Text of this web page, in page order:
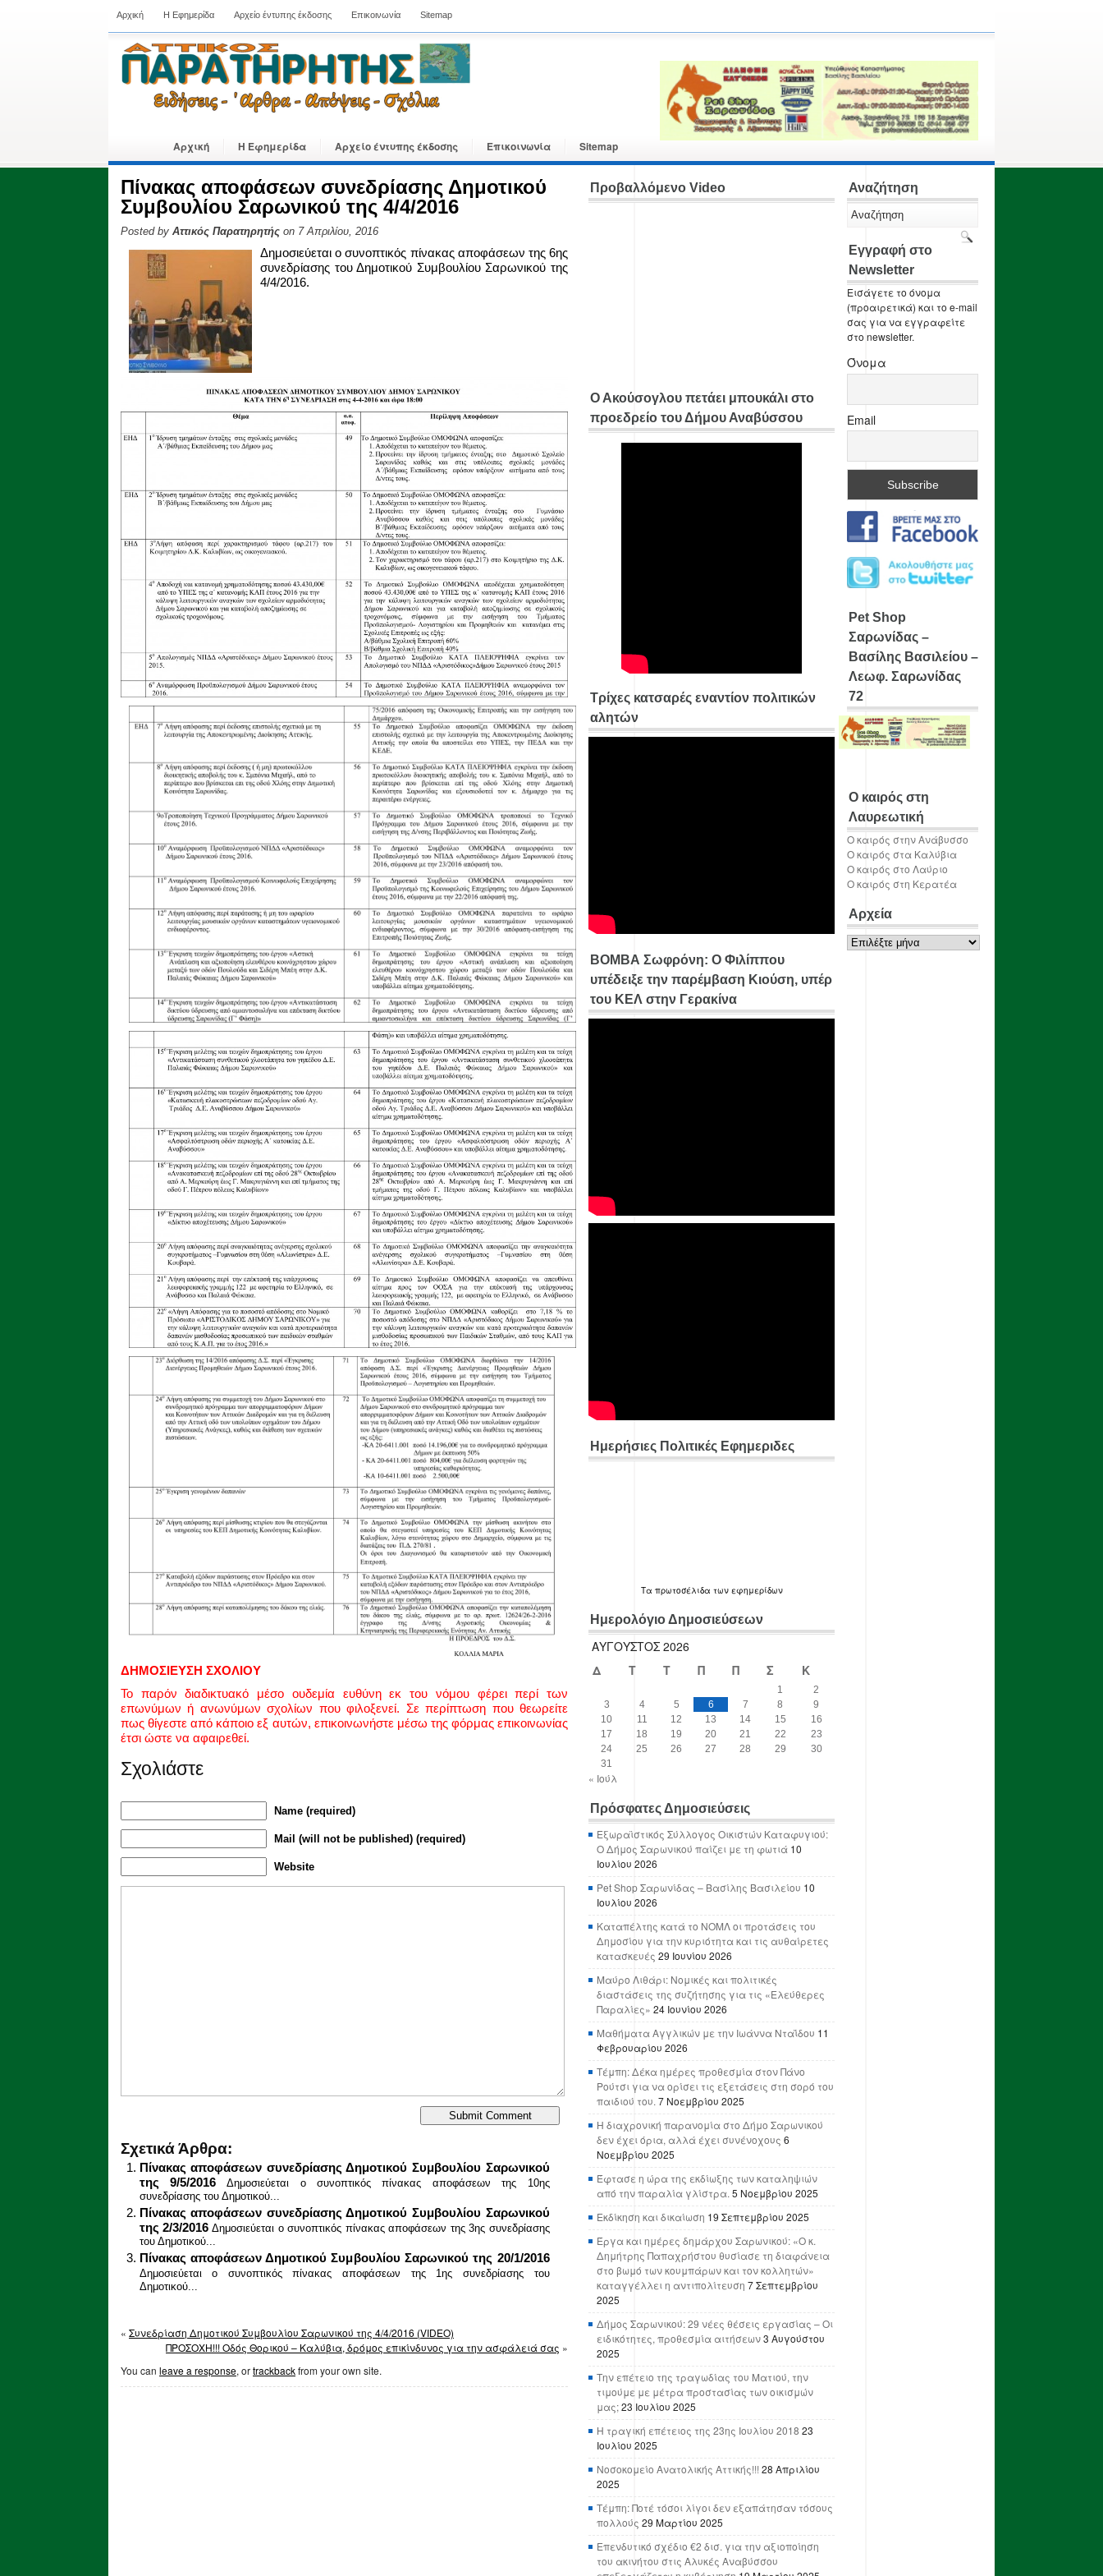
Αρχική Η Εφημερίδα Αρχείο έντυπης έκδοσης Επικοινωνία Sitemap
Αρχική Η Εφημερίδα Αρχείο έντυπης έκδοσης Επικοινωνία Sitemap
Πίνακας αποφάσεων συνεδρίασης Δημοτικού
Συμβουλίου Σαρωνικού της 4/4/2016
Posted by Αττικός Παρατηρητής on 7 Απριλίου, 2016
Δημοσιεύεται ο συνοπτικός πίνακας αποφάσεων της 6ης
συνεδρίασης του Δημοτικού Συμβουλίου Σαρωνικού της
4/4/2016.
ΔΗΜΟΣΙΕΥΣΗ ΣΧΟΛΙΟΥ
Το παρόν διαδικτυακό μέσο ουδεμία ευθύνη εκ του νόμου φέρει περί των
επωνύμων ή ανωνύμων σχολίων που φιλοξενεί. Σε περίπτωση που θεωρείτε
πως θίγεστε από κάποιο εξ αυτών, επικοινωνήστε μέσω της φόρμας επικοινωνίας
έτσι ώστε να αφαιρεθεί.
Σχολιάστε
Name (required)
Mail (will not be published) (required)
Website
Σχετικά Άρθρα:
Πίνακας αποφάσεων συνεδρίασης Δημοτικού Συμβουλίου Σαρωνικού
της 9/5/2016
Δημοσιεύεται ο συνοπτικός πίνακας αποφάσεων της 10ης
συνεδρίασης του Δημοτικού...
Πίνακας αποφάσεων συνεδρίασης Δημοτικού Συμβουλίου Σαρωνικού
της 2/3/2016 Δημοσιεύεται ο συνοπτικός πίνακας αποφάσεων της 3ης συνεδρίασης
του Δημοτικού...
Πίνακας αποφάσεων Δημοτικού Συμβουλίου Σαρωνικού της 20/1/2016
Δημοσιεύεται ο συνοπτικός πίνακας αποφάσεων της 1ης συνεδρίασης του
Δημοτικού...
« Συνεδρίαση Δημοτικού Συμβουλίου Σαρωνικού της 4/4/2016 (VIDEO)
ΠΡΟΣΟΧΗ!!! Οδός Θορικού – Καλύβια, δρόμος επικίνδυνος για την ασφάλειά σας »
You can leave a response, ortrackbackfrom your own site.
Προβαλλόμενο Video
Ο Ακούσογλου πετάει μπουκάλι στο
προεδρείο του Δήμου Αναβύσσου
Τρίχες κατσαρές εναντίον πολιτικών
αλητών
ΒΟΜΒΑ Σωφρόνη: Ο Φιλίππου
υπέδειξε την παρέμβαση Κιούση, υπέρ
του ΚΕΛ στην Γερακίνα
Ημερήσιες Πολιτικές Εφημεριδες
Τα πρωτοσέλιδα των εφημερίδων
Ημερολόγιο Δημοσιεύσεων
ΑΎΓΟΥΣΤΟΣ 2026
Δ
Τ Τ Π Π Σ Κ
1
2
3
4 5 6 7 8
9
10
11 12 13 14 15
16
17
18 19 20 21 22
23
24
25 26 27 28 29
30
31
« Ιούλ
Πρόσφατες Δημοσιεύσεις
Εξωραϊστικός Σύλλογος Οικιστών Καταφυγιού:
Ο Δήμος Σαρωνικού παίζει με τη φωτιά 10
Ιουλίου 2026
Pet Shop Σαρωνίδας – Βασίλης Βασιλείου 10
Ιουλίου 2026
Καταπέλτης κατά το ΝΟΜΛ οι προτάσεις του
Δημοσίου για την κυριότητα και τις αυθαίρετες
κατασκευές 29 Ιουνίου 2026
Μαύρο Λιθάρι: Νομικές και πολιτικές
διαστάσεις της συζήτησης για τις «Ελεύθερες
Παραλίες» 24 Ιουνίου 2026
Μαθήματα Αγγλικών με την Ιωάννα Νταΐδου 11
Φεβρουαρίου 2026
Τέμπη: Δέκα ημέρες προθεσμία στον Πάνο
Ρούτσι για να ορίσει τις εξετάσεις στη σορό του
παιδιού του. 7 Νοεμβρίου 2025
Η διαχρονική παρανομία στο Δήμο Σαρωνικού
δεν έχει όρια, αλλά έχει συνένοχους 6
Νοεμβρίου 2025
Έφτασε η ώρα της εκδίωξης των καταληψιών
από την παραλία γλίστρα. 5 Νοεμβρίου 2025
Εκδίκηση και δικαίωση 19 Σεπτεμβρίου 2025
Έργα και ημέρες δημάρχου Σαρωνικού: «Ο κ.
Δημήτρης Παπαχρήστου θυσίασε τη διαφάνεια
στο βωμό των κουμπάρων και τον κολλητών»
καταγγέλλει η αντιπολίτευση 7 Σεπτεμβρίου
2025
Δήμος Σαρωνικού: 29 νέες θέσεις εργασίας – Οι
ειδικότητες, προθεσμία αιτήσεων3 Αυγούστου
2025
Την επέτειο της τραγωδίας του Ματιού, την
τιμούμε με μέτρα προστασίας των οικισμών
μας;23 Ιουλίου 2025
Η τραγική επέτειος της 23ης Ιουλίου 2018 23
Ιουλίου 2025
Νοσοκομείο Ανατολικής Αττικής!!! 28 Απριλίου
2025
Τέμπη: Ποτέ τόσοι λίγοι δεν εξαπάτησαν τόσους
πολλούς 29 Μαρτίου 2025
Επενδυτικό σχέδιο €2 δισ. για την αξιοποίηση
του ακινήτου στις Αλυκές Αναβύσσου
Αναζήτηση
Εγγραφή στο
Newsletter
Εισάγετε το όνομα
(προαιρετικά) και το e-mail
σας για να εγγραφείτε
στο newsletter.
Όνομα
Email
Pet Shop
Σαρωνίδας –
Βασίλης Βασιλείου –
Λεωφ. Σαρωνίδας
72
Ο καιρός στη
Λαυρεωτική
Ο καιρός στην Ανάβυσσο
Ο καιρός στα Καλύβια
Ο καιρός στο Λαύριο
Ο καιρός στη Κερατέα
Αρχεία
Αρχεία